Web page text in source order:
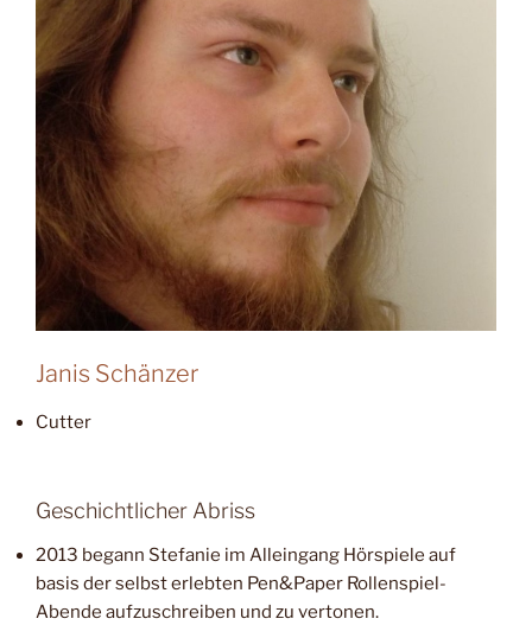
Janis Schänzer
Cutter
Geschichtlicher Abriss
2013 begann Stefanie im Alleingang Hörspiele auf
basis der selbst erlebten Pen&Paper Rollenspiel-
Abende aufzuschreiben und zu vertonen.